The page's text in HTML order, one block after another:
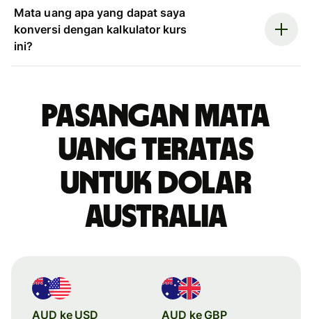
Mata uang apa yang dapat saya
konversi dengan kalkulator kurs
ini?
Pasangan mata
uang teratas
untuk dolar
Australia
AUD ke USD AUD ke GBP